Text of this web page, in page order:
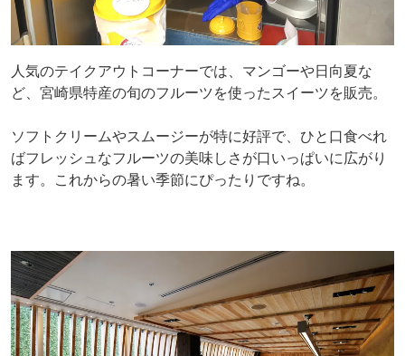
人気のテイクアウトコーナーでは、マンゴーや日向夏な
ど、宮崎県特産の旬のフルーツを使ったスイーツを販売。
ソフトクリームやスムージーが特に好評で、ひと口食べれ
ばフレッシュなフルーツの美味しさが口いっぱいに広がり
ます。これからの暑い季節にぴったりですね。